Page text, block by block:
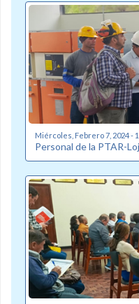
Miércoles, Febrero 7, 2024 -
Personal de la PTAR-